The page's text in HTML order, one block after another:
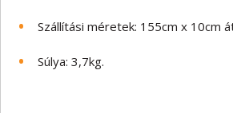
Szállítási méretek: 155cm x 10cm
Súlya: 3,7kg.